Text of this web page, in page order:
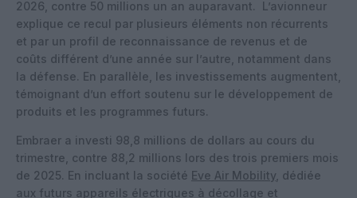
2026, contre 50 millions un an auparavant. L’avionneur
explique ce recul par plusieurs éléments non récurrents
et par un profil de reconnaissance de revenus et de
coûts différent d’une année sur l’autre, notamment dans
la défense. En parallèle, les investissements augmentent,
témoignant d’un effort soutenu sur le développement de
produits et les programmes futurs.
Embraer a investi 98,8 millions de dollars au cours du
trimestre, contre 88,2 millions lors des trois premiers mois
de 2025. En incluant la société Eve Air Mobility , dédiée
aux futurs appareils électriques à décollage et